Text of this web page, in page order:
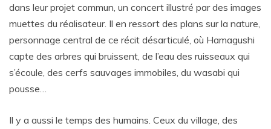
dans leur projet commun, un concert illustré par des images
muettes du réalisateur. Il en ressort des plans sur la nature,
personnage central de ce récit désarticulé, où Hamagushi
capte des arbres qui bruissent, de l’eau des ruisseaux qui
s’écoule, des cerfs sauvages immobiles, du wasabi qui
pousse…
Il y a aussi le temps des humains. Ceux du village, des